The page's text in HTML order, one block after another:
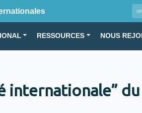
RESSOURCES NOUS
internationale” du